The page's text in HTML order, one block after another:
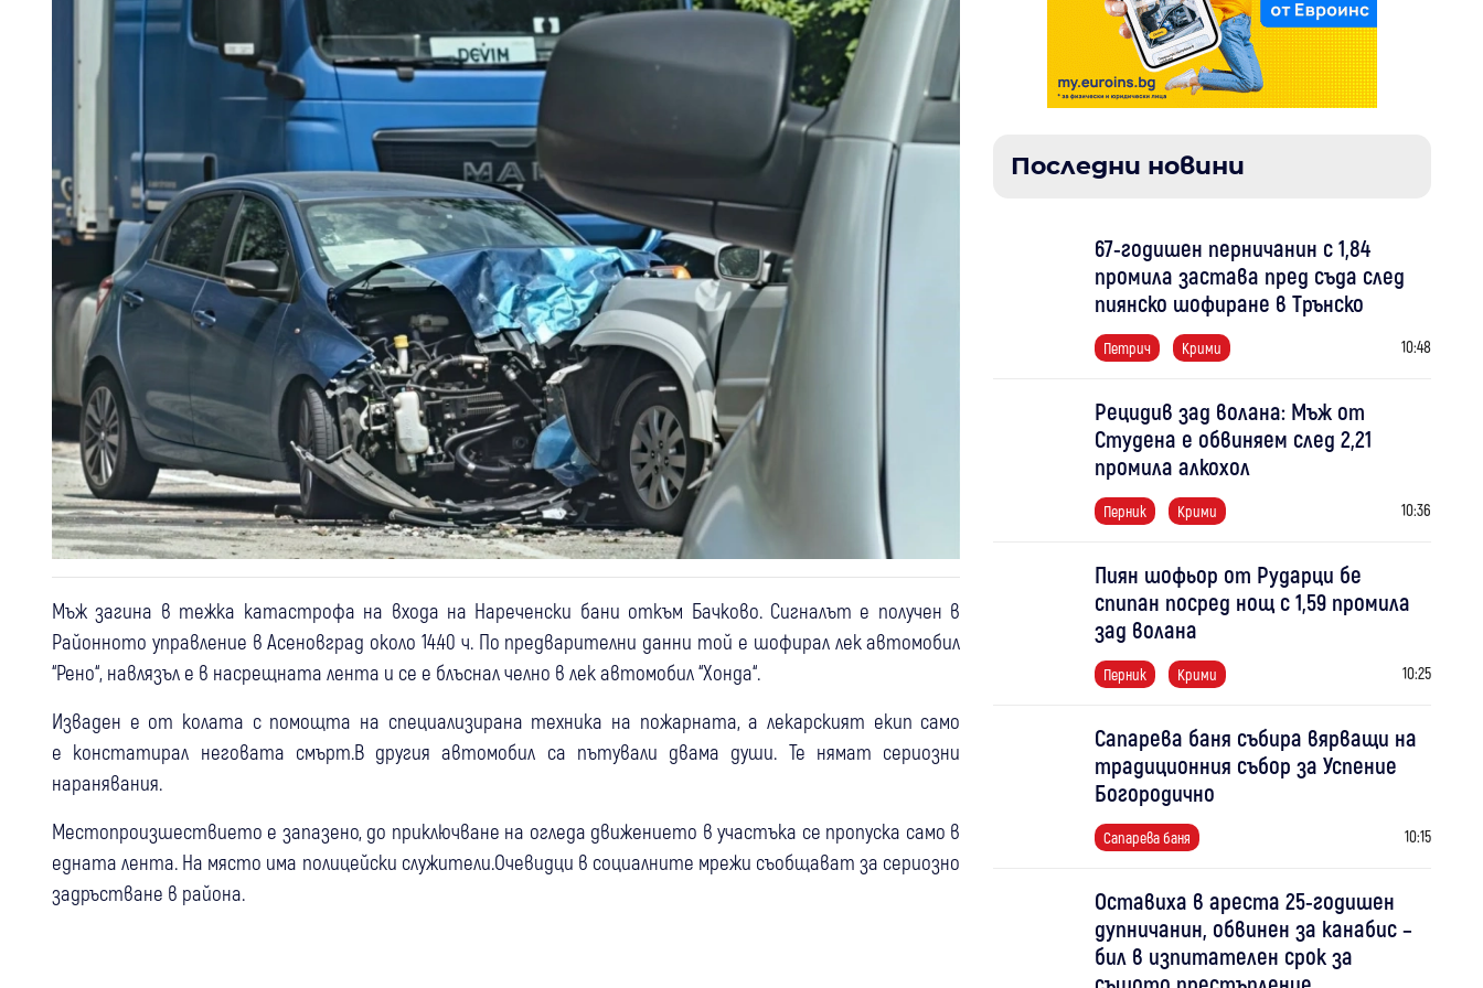
Мъж загина в тежка катастрофа на входа на Нареченски бани откъм Бачково. Сигналът е получен в
Районното управление в Асеновград около 14.40 ч. По предварителни данни той е шофирал лек автомобил
“Рено“, навлязъл е в насрещната лента и се е блъснал челно в лек автомобил “Хонда“.
Изваден е от колата с помощта на специализирана техника на пожарната, а лекарският екип само
е констатирал неговата смърт.В другия автомобил са пътували двама души. Те нямат сериозни
наранявания.
Местопроизшествието е запазено, до приключване на огледа движението в участъка се пропуска само в
едната лента. На място има полицейски служители.Очевидци в социалните мрежи съобщават за сериозно
задръстване в района.
Последни новини
67-годишен перничанин с 1,84
промила застава пред съда след
пиянско шофиране в Трънско
Петрич Крими 10:48
Рецидив зад волана: Мъж от
Студена е обвиняем след 2,21
промила алкохол
Перник Крими 10:36
Пиян шофьор от Рударци бе
спипан посред нощ с 1,59 промила
зад волана
Перник Крими 10:25
Сапарева баня събира вярващи на
традиционния събор за Успение
Богородично
Сапарева баня 10:15
Оставиха в ареста 25-годишен
дупничанин, обвинен за канабис –
бил в изпитателен срок за